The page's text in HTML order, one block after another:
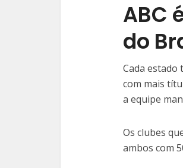
ABC
do
Cada estado
com mais
a equipe
Os clubes
ambos com